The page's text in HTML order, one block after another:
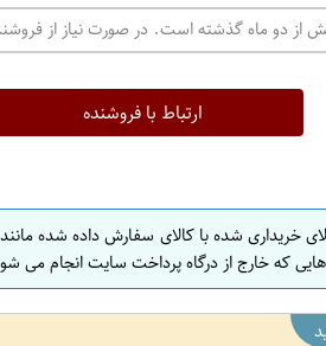
ت
ه
ن
ص
ف
ه
ا
از دو ماه گذشته است. در صورت نیاز از
ارتباط با فروشنده
خریداری شده با کالای سفارش داده شده
که خارج از درگاه پرداخت سایت انجام می